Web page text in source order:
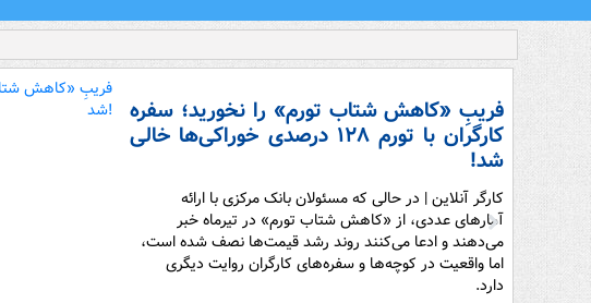
فریبِ «کاهش شتاب تورم» را نخورید؛ سفره
کارگران با تورم ۱۲۸ درصدی خوراکی‌ها خالی
شد!
کارگر آنلاین | در حالی که مسئولان بانک مرکزی با ارائه
آمارهای عددی، از «کاهش شتاب تورم» در تیرماه خبر
می‌دهند و ادعا می‌کنند روند رشد قیمت‌ها نصف شده است،
اما واقعیت در کوچه‌ها و سفره‌های کارگران روایت دیگری
دارد.